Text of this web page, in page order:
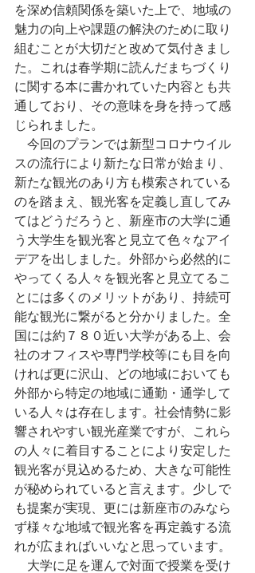
を深め信頼関係を築いた上で、地域の
魅力の向上や課題の解決のために取り
組むことが大切だと改めて気付きまし
た。これは春学期に読んだまちづくり
に関する本に書かれていた内容とも共
通しており、その意味を身を持って感
じられました。
今回のプランでは新型コロナウイル
スの流行により新たな日常が始まり、
新たな観光のあり方も模索されている
のを踏まえ、観光客を定義し直してみ
てはどうだろうと、新座市の大学に通
う大学生を観光客と見立て色々なアイ
デアを出しました。外部から必然的に
やってくる人々を観光客と見立てるこ
とには多くのメリットがあり、持続可
能な観光に繋がると分かりました。全
国には約７８０近い大学がある上、会
社のオフィスや専門学校等にも目を向
ければ更に沢山、どの地域においても
外部から特定の地域に通勤・通学して
いる人々は存在します。社会情勢に影
響されやすい観光産業ですが、これら
の人々に着目することにより安定した
観光客が見込めるため、大きな可能性
が秘められていると言えます。少しで
も提案が実現、更には新座市のみなら
ず様々な地域で観光客を再定義する流
れが広まればいいなと思っています。
大学に足を運んで対面で授業を受け